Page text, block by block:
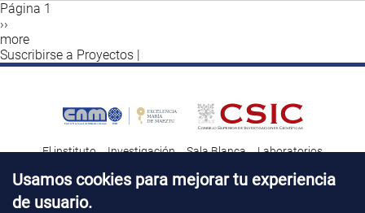
Paginación
Página 1
Siguiente
página
››
more
Suscribirse a Proyectos |
El instituto Investigación Sala Blanca
Laboratorios
Transferencia tecnológica
Noticias & Divulgación Destacados
Usamos cookies para mejorar tu experiencia
de usuario.